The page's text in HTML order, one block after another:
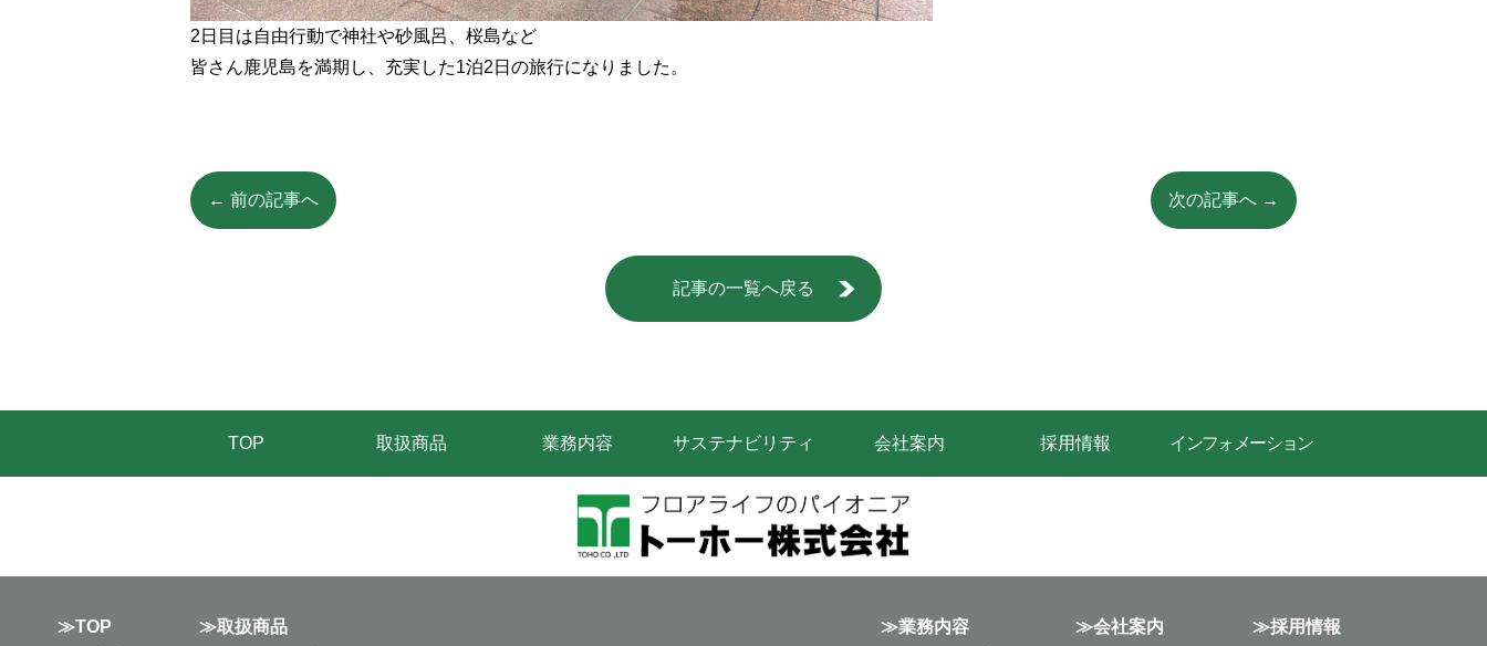
2日目は自由行動で神社や砂風呂、桜島など
皆さん鹿児島を満期し、充実した1泊2日の旅行になりました。
← 前の記事へ 次の記事へ →
記事の一覧へ戻る
TOP 取扱商品 業務内容 サステナビリティ 会社案内 採用情報 インフォメーション
TOP
取扱商品
業務内容
会社案内
採用情報